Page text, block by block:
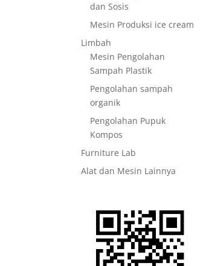
dan Sosis
Mesin Produksi ice cream
Limbah
Mesin Pengolahan
Sampah Plastik
Pengolahan sampah
organik
Pengolahan Pupuk
Kompos
Furniture Lab
Alat dan Mesin Lainnya